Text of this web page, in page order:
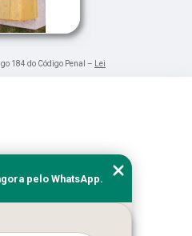
184 do Código Penal –
Lei
pelo WhatsApp.